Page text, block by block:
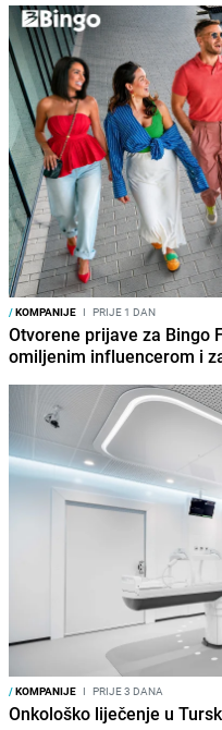
/KOMPANIJE I PRIJE 1 DAN
Otvorene prijave za Bingo
omiljenim influencerom i
/KOMPANIJE I PRIJE 3 DANA
Onkološko liječenje u